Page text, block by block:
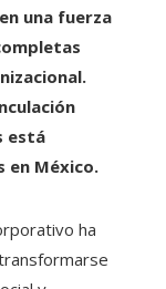
una fuerza
está
en México.
ha